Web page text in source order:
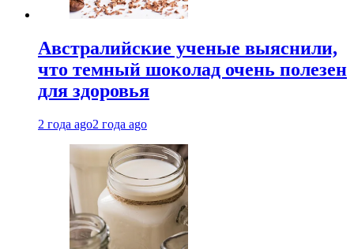
Австралийские ученые выяснили,
что темный шоколад очень полезен
для здоровья
2 года ago2 года ago